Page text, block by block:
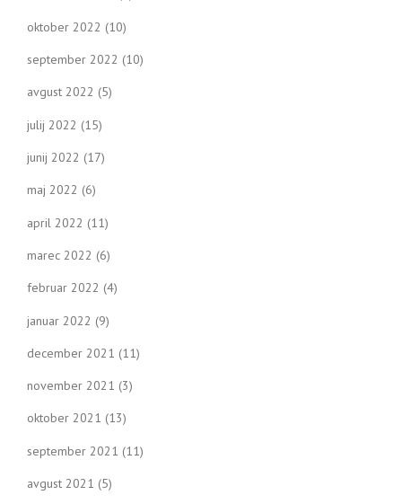
oktober 2022 (10)
september 2022 (10)
avgust 2022 (5)
julij 2022 (15)
junij 2022 (17)
maj 2022 (6)
april 2022 (11)
marec 2022 (6)
februar 2022 (4)
januar 2022 (9)
december 2021 (11)
november 2021 (3)
oktober 2021 (13)
september 2021 (11)
avgust 2021 (5)